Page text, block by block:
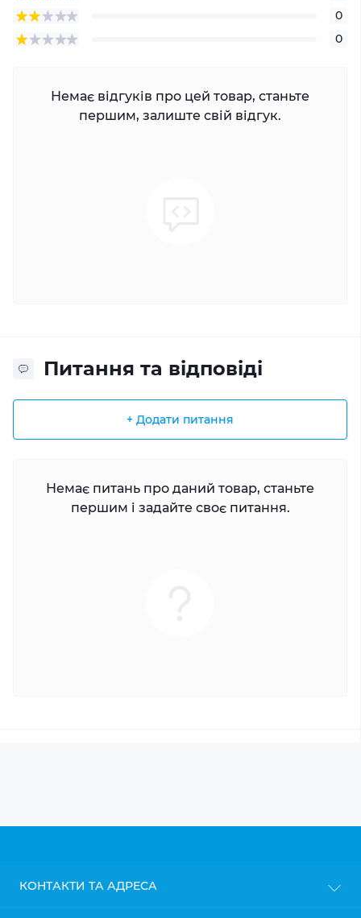
0
0
Немає відгуків про цей товар, станьте
першим, залиште свій відгук.
Питання та відповіді
+ Додати питання
Немає питань про даний товар, станьте
першим і задайте своє питання.
КОНТАКТИ ТА АДРЕСА